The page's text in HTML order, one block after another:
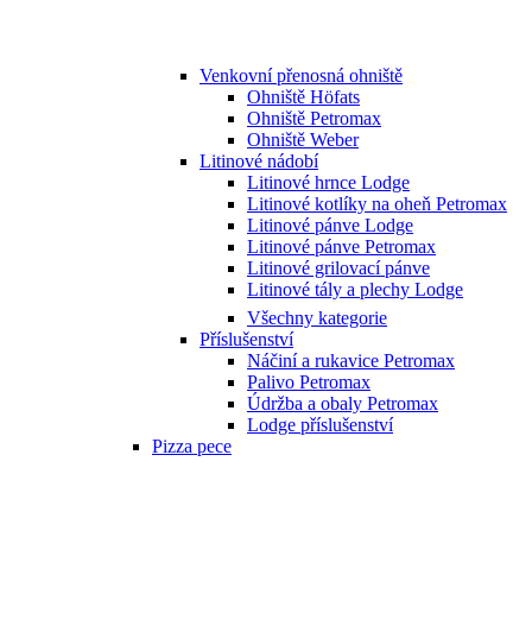
Venkovní přenosná ohniště
Ohniště Höfats
Ohniště Petromax
Ohniště Weber
Litinové nádobí
Litinové hrnce Lodge
Litinové kotlíky na oheň Petromax
Litinové pánve Lodge
Litinové pánve Petromax
Litinové grilovací pánve
Litinové tály a plechy Lodge
Všechny kategorie
Příslušenství
Náčiní a rukavice Petromax
Palivo Petromax
Údržba a obaly Petromax
Lodge příslušenství
Pizza pece